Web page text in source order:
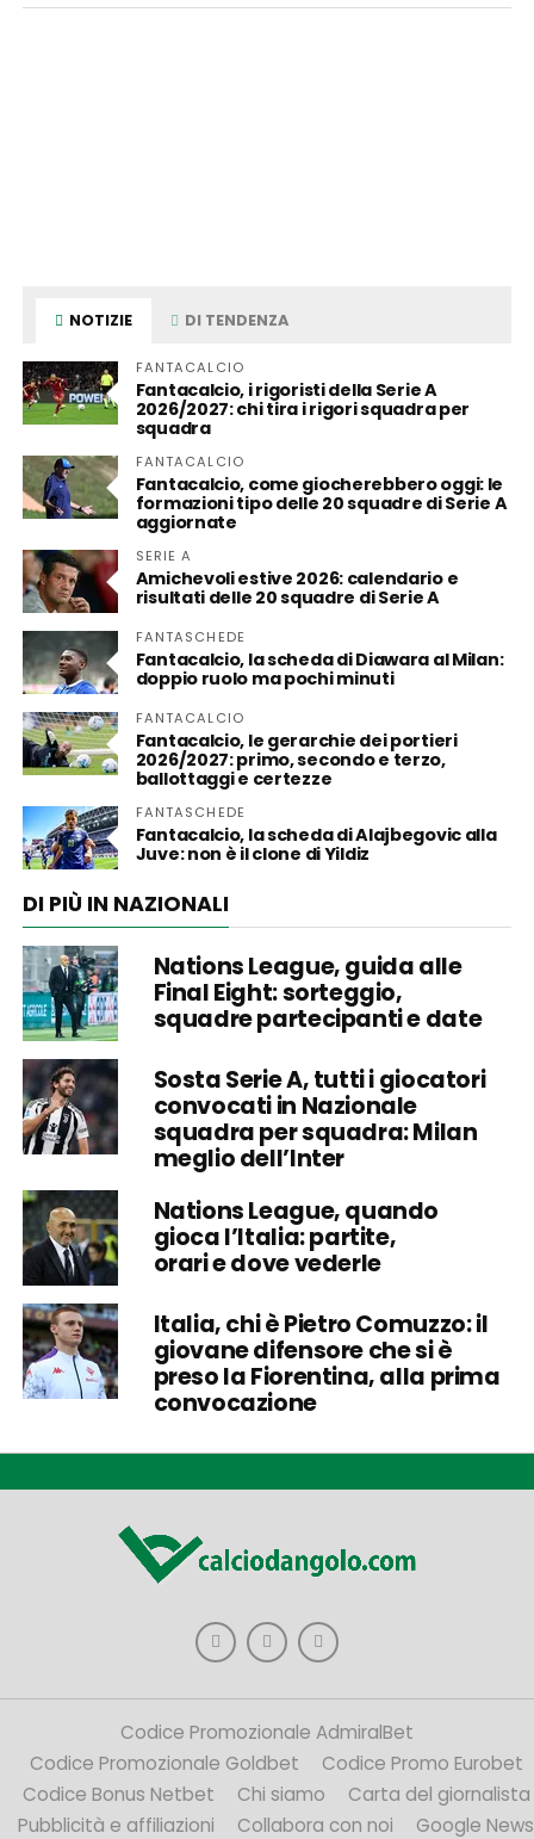
NOTIZIE DI TENDENZA
FANTACALCIO
Fantacalcio, i rigoristi della Serie A
2026/2027: chi tira i rigori squadra per
squadra
FANTACALCIO
Fantacalcio, come giocherebbero oggi: le
formazioni tipo delle 20 squadre di Serie A
aggiornate
SERIE A
Amichevoli estive 2026: calendario e
risultati delle 20 squadre di Serie A
FANTASCHEDE
Fantacalcio, la scheda di Diawara al Milan:
doppio ruolo ma pochi minuti
FANTACALCIO
Fantacalcio, le gerarchie dei portieri
2026/2027: primo, secondo e terzo,
ballottaggi e certezze
FANTASCHEDE
Fantacalcio, la scheda di Alajbegovic alla
Juve: non è il clone di Yildiz
DI PIÙ IN NAZIONALI
Nations League, guida alle
Final Eight: sorteggio,
squadre partecipanti e date
Sosta Serie A, tutti i giocatori
convocati in Nazionale
squadra per squadra: Milan
meglio dell’Inter
Nations League, quando
gioca l’Italia: partite,
orari e dove vederle
Italia, chi è Pietro Comuzzo: il
giovane difensore che si è
preso la Fiorentina, alla prima
convocazione
Codice Promozionale AdmiralBet
Codice Promozionale Goldbet
Codice Promo Eurobet
Codice Bonus Netbet
Chi siamo
Carta del giornalista
Pubblicità e affiliazioni
Collabora con noi Google News